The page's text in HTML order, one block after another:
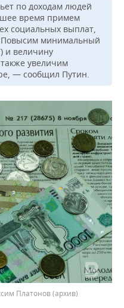
по доходам людей
время примем
социальных выплат,
Повысим минимальный
и величину
увеличим
— сообщил Путин.
Платонов(архив)